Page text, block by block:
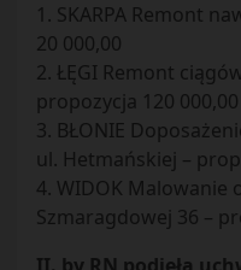
1. SKARPA Remont
20 000,00
2. ŁĘGI Remont
propozycja 120 000,00
3. BŁONIE
ul. Hetmańskiej –
4. WIDOK
Szmaragdowej 36 –